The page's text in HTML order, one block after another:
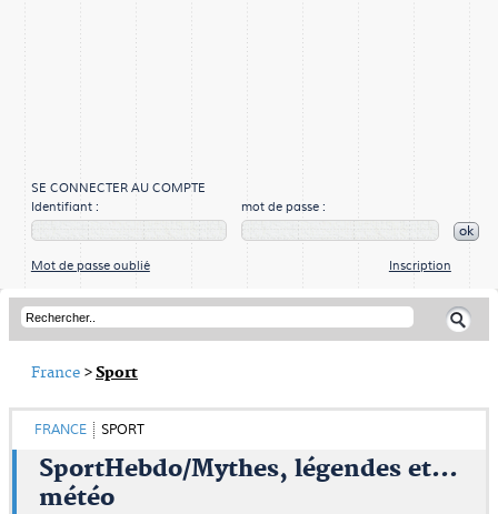
SE CONNECTER AU COMPTE
Identifiant :
mot de passe :
ok
Mot de passe oublié Inscription
France >Sport
FRANCE SPORT
SportHebdo/Mythes, légendes et...
météo